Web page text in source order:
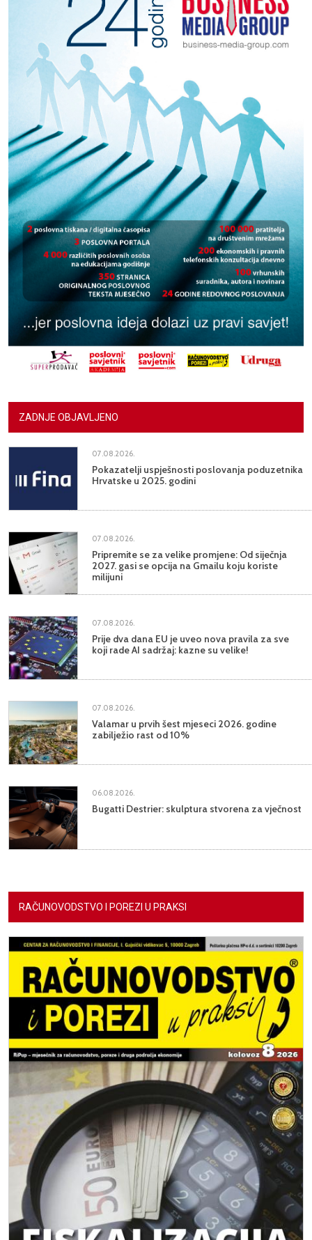
ZADNJE OBJAVLJENO
07.08.2026.
Pokazatelji uspješnosti poslovanja poduzetnika
Hrvatske u 2025. godini
07.08.2026.
Pripremite se za velike promjene: Od siječnja
2027. gasi se opcija na Gmailu koju koriste
milijuni
07.08.2026.
Prije dva dana EU je uveo nova pravila za sve
koji rade AI sadržaj: kazne su velike!
07.08.2026.
Valamar u prvih šest mjeseci 2026. godine
zabilježio rast od 10%
06.08.2026.
Bugatti Destrier: skulptura stvorena za vječnost
RAČUNOVODSTVO I POREZI U PRAKSI